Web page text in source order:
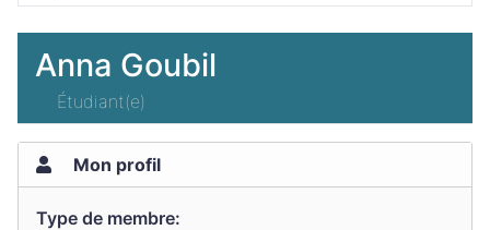
Anna Goubil
Étudiant(e)
Mon profil
Type de membre: